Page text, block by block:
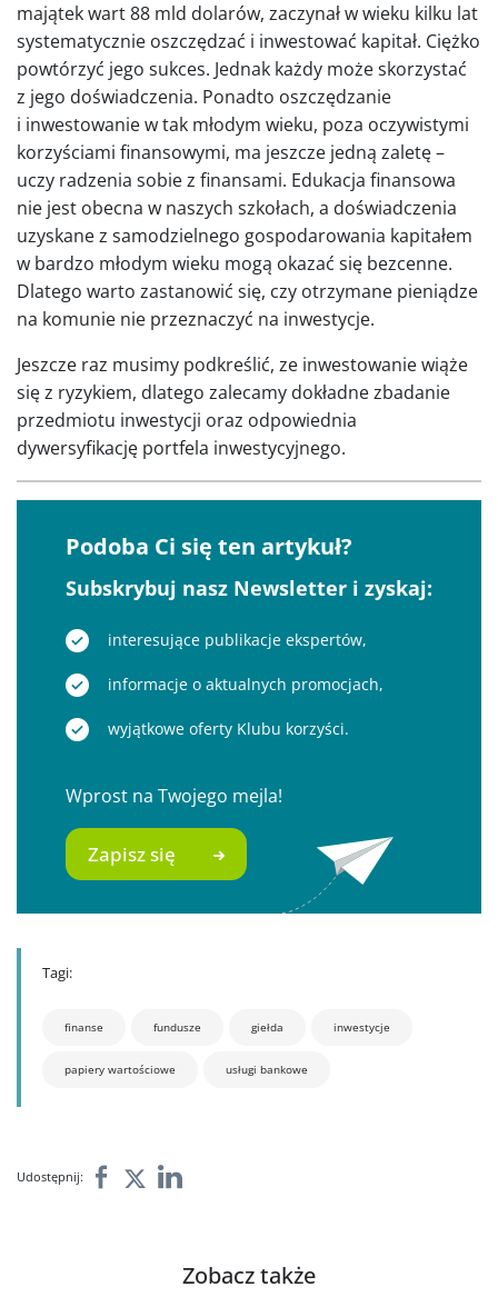
majątek wart 88 mld dolarów, zaczynał w wieku kilku lat
systematycznie oszczędzać i inwestować kapitał. Ciężko
powtórzyć jego sukces. Jednak każdy może skorzystać
z jego doświadczenia. Ponadto oszczędzanie
i inwestowanie w tak młodym wieku, poza oczywistymi
korzyściami finansowymi, ma jeszcze jedną zaletę –
uczy radzenia sobie z finansami. Edukacja finansowa
nie jest obecna w naszych szkołach, a doświadczenia
uzyskane z samodzielnego gospodarowania kapitałem
w bardzo młodym wieku mogą okazać się bezcenne.
Dlatego warto zastanowić się, czy otrzymane pieniądze
na komunie nie przeznaczyć na inwestycje.
Jeszcze raz musimy podkreślić, ze inwestowanie wiąże
się z ryzykiem, dlatego zalecamy dokładne zbadanie
przedmiotu inwestycji oraz odpowiednia
dywersyfikację portfela inwestycyjnego.
Podoba Ci się ten artykuł?
Subskrybuj nasz Newsletter i zyskaj:
interesujące publikacje ekspertów,
informacje o aktualnych promocjach,
wyjątkowe oferty Klubu korzyści.
Wprost na Twojego mejla!
Zapisz się
Tagi:
finanse fundusze giełda inwestycje
papiery wartościowe usługi bankowe
Udostępnij:
Zobacz także